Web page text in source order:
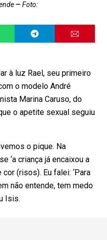
Foto:
à luz Rael, seu primeiro
o modelo André
Marina Caruso, do
o apetite sexual seguiu
o pique. Na
‘a criança já encaixou a
cor (risos). Eu falei: ‘Para
não entende, tem medo
Isis.